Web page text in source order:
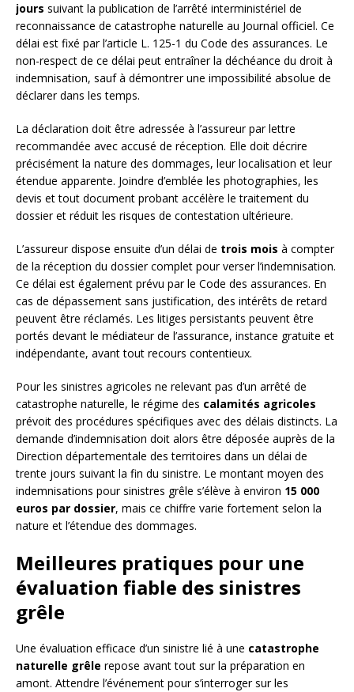
jours suivant la publication de l’arrêté interministériel de
reconnaissance de catastrophe naturelle au Journal officiel. Ce
délai est fixé par l’article L. 125-1 du Code des assurances. Le
non-respect de ce délai peut entraîner la déchéance du droit à
indemnisation, sauf à démontrer une impossibilité absolue de
déclarer dans les temps.
La déclaration doit être adressée à l’assureur par lettre
recommandée avec accusé de réception. Elle doit décrire
précisément la nature des dommages, leur localisation et leur
étendue apparente. Joindre d’emblée les photographies, les
devis et tout document probant accélère le traitement du
dossier et réduit les risques de contestation ultérieure.
L’assureur dispose ensuite d’un délai de trois mois à compter
de la réception du dossier complet pour verser l’indemnisation.
Ce délai est également prévu par le Code des assurances. En
cas de dépassement sans justification, des intérêts de retard
peuvent être réclamés. Les litiges persistants peuvent être
portés devant le médiateur de l’assurance, instance gratuite et
indépendante, avant tout recours contentieux.
Pour les sinistres agricoles ne relevant pas d’un arrêté de
catastrophe naturelle, le régime des calamités agricoles
prévoit des procédures spécifiques avec des délais distincts. La
demande d’indemnisation doit alors être déposée auprès de la
Direction départementale des territoires dans un délai de
trente jours suivant la fin du sinistre. Le montant moyen des
indemnisations pour sinistres grêle s’élève à environ 15 000
euros par dossier, mais ce chiffre varie fortement selon la
nature et l’étendue des dommages.
Meilleures pratiques pour une
évaluation fiable des sinistres
grêle
Une évaluation efficace d’un sinistre lié à une catastrophe
naturelle grêle repose avant tout sur la préparation en
amont. Attendre l’événement pour s’interroger sur les